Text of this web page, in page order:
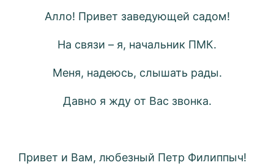
Алло! Привет заведующей садом!
На связи – я, начальник ПМК.
Меня, надеюсь, слышать рады.
Давно я жду от Вас звонка.
Привет и Вам, любезный Петр Филиппыч!